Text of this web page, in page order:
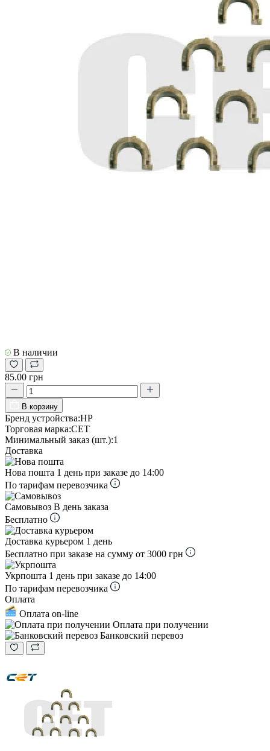
В наличии
85.00 грн
В корзину
Бренд устройства:HP
Торговая марка:CET
Минимальный заказ (шт.):1
Доставка
Нова пошта 1 день при заказе до 14:00
По тарифам перевозчика
Самовывоз В день заказа
Бесплатно
Доставка курьером 1 день
Бесплатно при заказе на сумму от 3000 грн
Укрпошта 1 день при заказе до 14:00
По тарифам перевозчика
Оплата
Оплата on-line
Оплата при получении
Банковский перевоз